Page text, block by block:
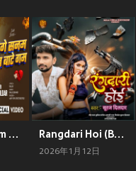
Jo Joge Sanam Hamake Na Bate Gam Rangdari Hoi (Bhojpuri)
2026年1月12日